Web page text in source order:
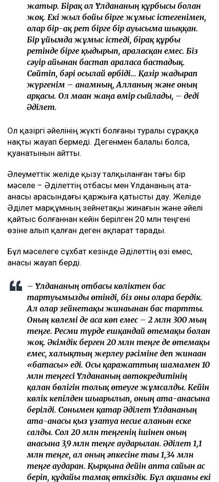
жатыр. Бірақ ол Ұлдананың құрбысы болған
жоқ. Екі жыл бойы бірге жұмыс істегенімен,
олар бір-ақ рет бірге бір ауысымға шыққан.
Бір ұйымда жұмыс істеді, бірақ құрбы
ретінде бірге қыдырып, араласқан емес. Біз
сәуір айынан бастап араласа бастадық.
Сөйтіп, бәрі осылай өрбіді... Қазір жадырап
жүргенім – анамның, Алланың және оның
арқасы. Ол маған жаңа өмір сыйлады, – деді
Әділет.
Ол қазіргі әйелінің жүкті болғаны туралы сұраққа
нақты жауап бермеді. Дегенмен балалы болса,
қуанатынын айтты.
Әлеуметтік желіде қызу талқыланған тағы бір
мәселе – Әділеттің отбасы мен Ұлдананың ата-
анасы арасындағы қаржыға қатысты дау. Желіде
Әділет марқұмның зейнетақы жинағын және әйелі
қайтыс болғаннан кейін берілген 20 млн теңгені
өзіне алып қалған деген ақпарат тарады.
Бұл мәселеге сұхбат кезінде Әділеттің өзі емес,
анасы жауап берді.
– Ұлдананың отбасы көліктен бас
тартуымызды өтінді, біз оны оларға бердік.
Ал олар зейнетақы жинағынан бас тартты.
Оның көлемі де аса көп емес – 2 млн 300 мың
теңге. Ресми түрде ешқандай өтемақы болған
жоқ. Әкімдік берген 20 млн теңге де өтемақы
емес, халықтың жерлеу рәсіміне деп жинаған
«батасы» еді. Осы қаражаттың шамамен 10
млн теңгесі Ұлдананың автокредитінің
қалған бөлігін толық өтеуге жұмсалды. Кейін
көлік кепілден шығарылып, оның ата-анасына
берілді. Сонымен қатар Әділет Ұлдананың
ата-анасы қыз ұзатуға несие алғанын еске
салды. Сол 20 млн теңгенің ішінен оның
анасына 3,9 млн теңге аударылған. Әділет 1,1
млн теңге, ал оның әпкесіне тағы 1,34 млн
теңге аударған. Қырқына дейін апта сайын ас
беріп, құдайы тамақ өткіздік. Бұл ақшаны екі